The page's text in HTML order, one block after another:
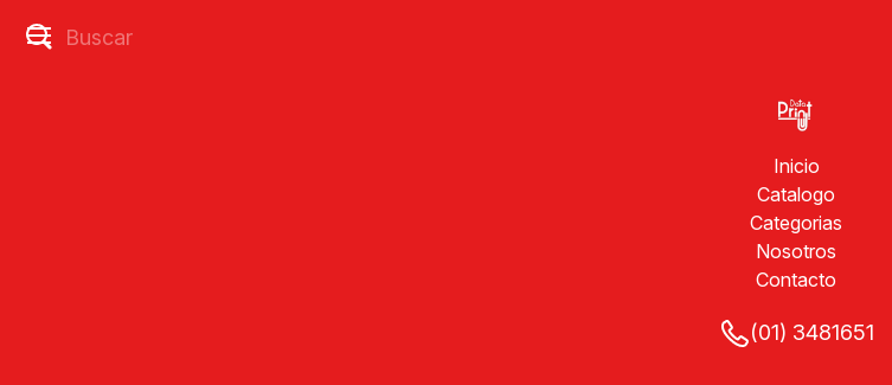
Inicio
Catalogo
Categorias
Nosotros
Contacto
(01) 3481651